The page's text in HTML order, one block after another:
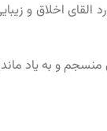
اخلاق و
و به یاد